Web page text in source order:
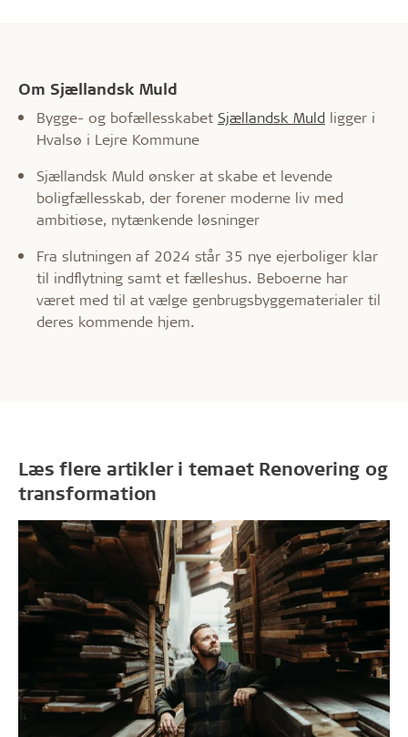
Om Sjællandsk Muld
Bygge- og bofællesskabet Sjællandsk Muld ligger i
Hvalsø i Lejre Kommune
Sjællandsk Muld ønsker at skabe et levende
boligfællesskab, der forener moderne liv med
ambitiøse, nytænkende løsninger
Fra slutningen af 2024 står 35 nye ejerboliger klar
til indflytning samt et fælleshus. Beboerne har
været med til at vælge genbrugsbyggematerialer til
deres kommende hjem.
Læs flere artikler i temaet Renovering og
transformation